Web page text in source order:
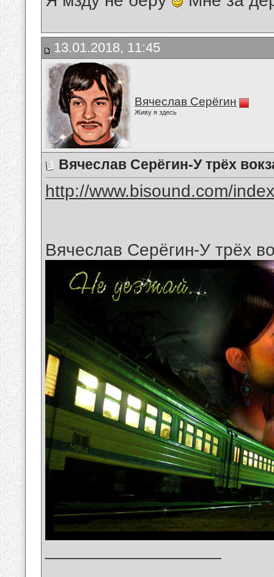
13.01.2018, 11:45
Вячеслав Серёгин
Живу я здесь
Вячеслав Серёгин-У трёх
http://www.bisound.com/
Вячеслав Серёгин-У трёх